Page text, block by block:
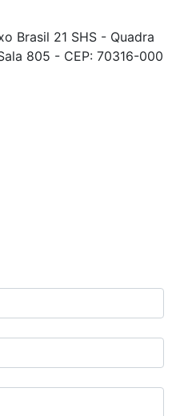
Brasil 21 SHS - Quadra
805 - CEP: 70316-000